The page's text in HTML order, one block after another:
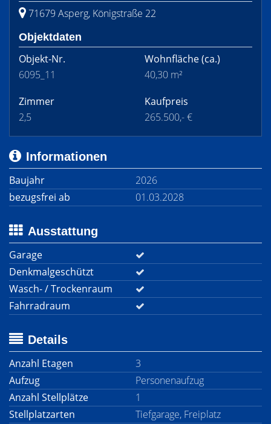
71679 Asperg, Königstraße 22
Objektdaten
Objekt-Nr.
6095_11
Wohnfläche(ca.)
40,30 m²
Zimmer
2,5
Kaufpreis
265.500,- €
Informationen
Baujahr
2026
bezugsfrei ab
01.03.2028
Ausstattung
Garage
Denkmalgeschützt
Wasch- / Trockenraum
Fahrradraum
Details
Anzahl Etagen
3
Aufzug
Personenaufzug
Anzahl Stellplätze
1
Stellplatzarten
Tiefgarage, Freiplatz